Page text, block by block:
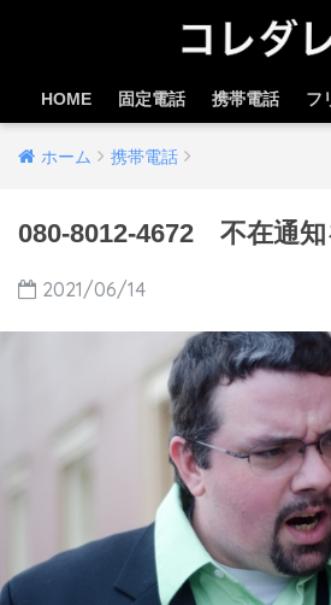
HOME 固定電話 携帯電話 フ
ホーム 携帯電話
080-8012-4672 不在通
2021/06/14